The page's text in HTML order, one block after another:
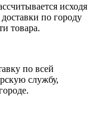
исходя
по городу
товара.
по всей
службу,